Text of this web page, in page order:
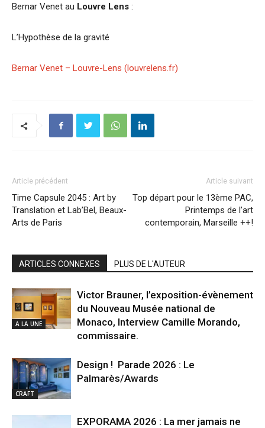
Bernar Venet au Louvre Lens :
L’Hypothèse de la gravité
Bernar Venet – Louvre-Lens (louvrelens.fr)
Article précédent
Time Capsule 2045 : Art by
Translation et Lab’Bel, Beaux-
Arts de Paris
Article suivant
Top départ pour le 13ème PAC,
Printemps de l’art
contemporain, Marseille ++!
ARTICLES CONNEXES PLUS DE L'AUTEUR
A LA UNE
Victor Brauner, l’exposition-évènement
du Nouveau Musée national de
Monaco, Interview Camille Morando,
commissaire.
CRAFT
Design ! Parade 2026 : Le
Palmarès/Awards
EXPORAMA 2026 : La mer jamais ne